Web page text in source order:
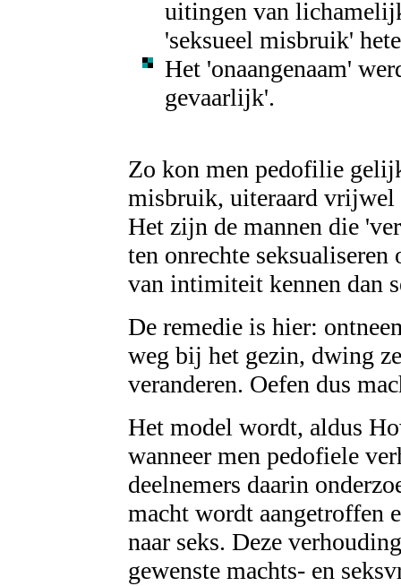
uitingen van
'seksueel misbruik'
Het 'onaangenaam'
gevaarlijk'.
Zo kon men pedofilie
misbruik, uiteraard vrijwel
Het zijn de mannen die
ten onrechte
van intimiteit kennen dan
De remedie is hier:
weg bij het gezin, dwing
veranderen. Oefen dus
Het model wordt, aldus
wanneer men pedofiele
deelnemers daarin
macht wordt aangetroffen
naar seks. Deze
gewenste machts- en